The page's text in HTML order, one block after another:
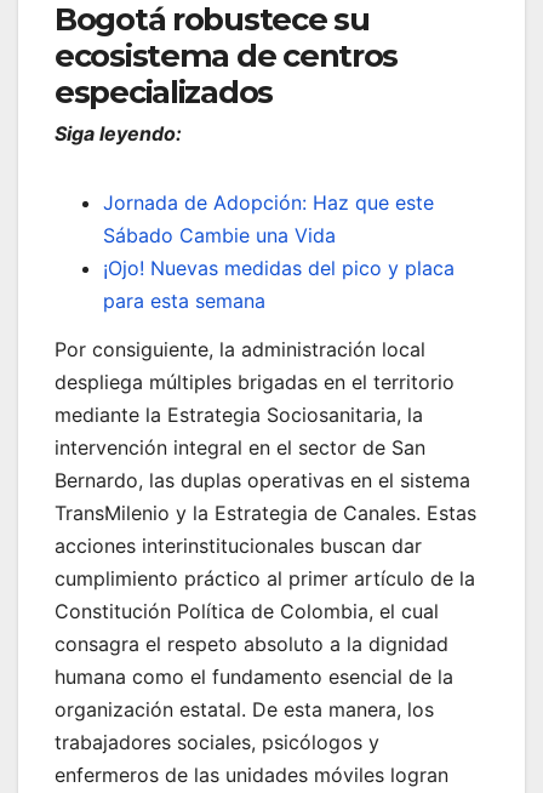
Bogotá robustece su
ecosistema de centros
especializados
Siga leyendo:
Jornada de Adopción: Haz que este
Sábado Cambie una Vida
¡Ojo! Nuevas medidas del pico y placa
para esta semana
Por consiguiente, la administración local
despliega múltiples brigadas en el territorio
mediante la Estrategia Sociosanitaria, la
intervención integral en el sector de San
Bernardo, las duplas operativas en el sistema
TransMilenio y la Estrategia de Canales. Estas
acciones interinstitucionales buscan dar
cumplimiento práctico al primer artículo de la
Constitución Política de Colombia, el cual
consagra el respeto absoluto a la dignidad
humana como el fundamento esencial de la
organización estatal. De esta manera, los
trabajadores sociales, psicólogos y
enfermeros de las unidades móviles logran